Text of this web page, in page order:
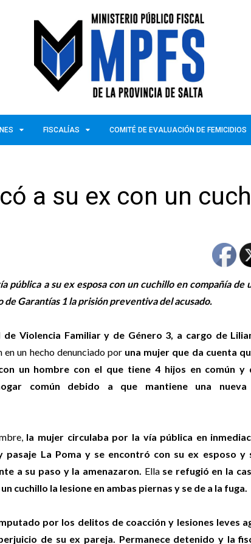
FISCALÍAS COMITÉ DE EVALUACIÓN DE FEMICIDIOS
a su ex con un
a su ex esposa con un cuchillo en compañía de
de Garantías 1 la prisión preventiva del acusado.
de Violencia Familiar y de Género 3, a cargo de
un hecho denunciado por una mujer que da cuenta
un hombre con el que tiene 4 hijos en común y
común debido a que mantiene una nueva
la mujer circulaba por la vía pública en
pasaje La Poma y se encontró con su ex esposo y
a su paso y la amenazaron. Ellase refugió en la
cuchillo la lesione en ambas piernas y se de a la fuga.
por los delitos de coacción y lesiones leves
de su ex pareja. Permanece detenido y la